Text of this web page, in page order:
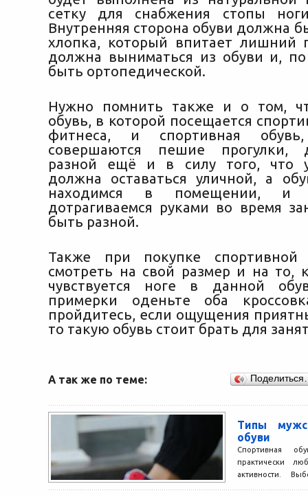
сетку для снабжения стопы
Внутренняя сторона обуви должна
хлопка, который впитает лишний
должна выниматься из обуви и,
быть ортопедической.
Нужно помнить также и о том,
обувь, в которой посещается
фитнеса, и спортивная
совершаются пешие прогулки,
разной ещё и в силу того, что
должна оставаться уличной, а
находимся в помещении, и
дотрагиваемся руками во время
быть разной.
Также при покупке
смотреть на свой размер и на то,
чувствуется ноге в данной
примерки оденьте оба
пройдитесь, если ощущения
то такую обувь стоит брать для
А так же по теме:
Типы
обуви
Спортивная
практически
активности.